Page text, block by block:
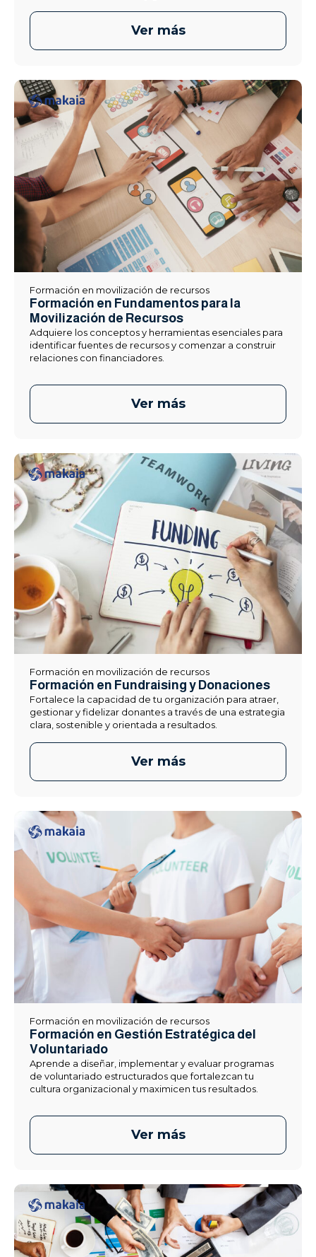
Ver más
Formación en movilización de recursos
Formación en Fundamentos para la
Movilización de Recursos
Adquiere los conceptos y herramientas esenciales para
identificar fuentes de recursos y comenzar a construir
relaciones con financiadores.
Ver más
Formación en movilización de recursos
Formación en Fundraising y Donaciones
Fortalece la capacidad de tu organización para atraer,
gestionar y fidelizar donantes a través de una estrategia
clara, sostenible y orientada a resultados.
Ver más
Formación en movilización de recursos
Formación en Gestión Estratégica del
Voluntariado
Aprende a diseñar, implementar y evaluar programas
de voluntariado estructurados que fortalezcan tu
cultura organizacional y maximicen tus resultados.
Ver más